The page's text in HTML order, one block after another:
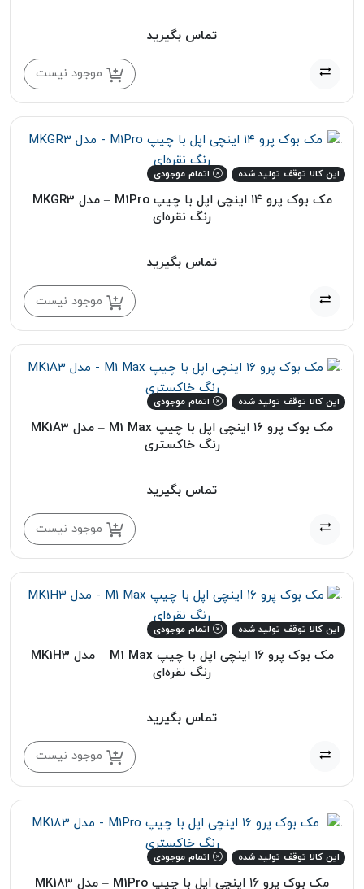
تماس بگیرید
موجود نیست
این کالا توقف تولید شده اتمام موجودی
مک بوک پرو ۱۴ اینچی اپل با چیپ M1Pro – مدل MKGR3
رنگ نقره‌ای
تماس بگیرید
موجود نیست
این کالا توقف تولید شده اتمام موجودی
مک بوک پرو ۱۶ اینچی اپل با چیپ M1 Max – مدل MK1A3
رنگ خاکستری
تماس بگیرید
موجود نیست
این کالا توقف تولید شده اتمام موجودی
مک بوک پرو ۱۶ اینچی اپل با چیپ M1 Max – مدل MK1H3
رنگ نقره‌ای
تماس بگیرید
موجود نیست
این کالا توقف تولید شده اتمام موجودی
مک بوک پرو ۱۶ اینچی اپل با چیپ M1Pro – مدل MK183